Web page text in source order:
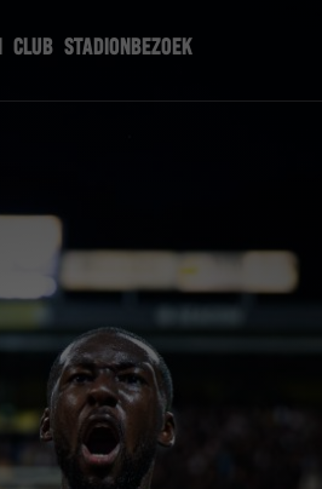
CLUB STADIONBEZOEK